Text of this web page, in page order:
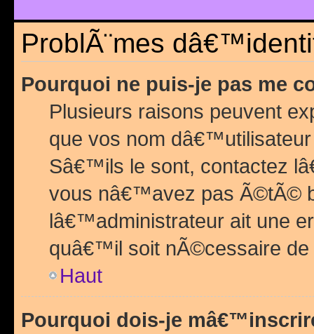
ProblÃ¨mes
Pourquoi ne puis-je pas me
Plusieurs raisons peuvent
que vos nom
Sâ€™ils le sont, contactez
vous nâ€™avez pas Ã©tÃ©
lâ€™administrateur ait une
quâ€™il soit nÃ©cessaire de
Haut
Pourquoi dois-je